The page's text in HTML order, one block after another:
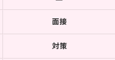
面接
対策